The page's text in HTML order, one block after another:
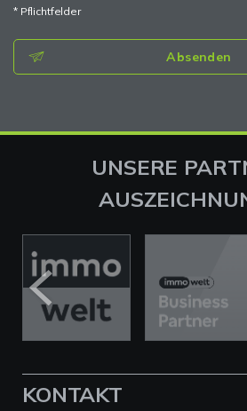
* Pflichtfelder
Absenden
UNSERE
KONTAKT